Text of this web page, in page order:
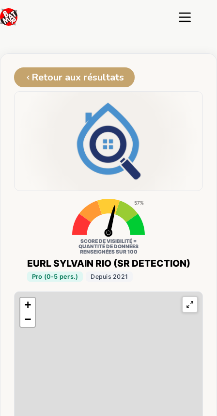
au
contenu
Retour aux résultats
EURL SYLVAIN RIO (SR DETECTION)
Pro (0-5 pers.) Depuis 2021
57%
SCORE DE VISIBILITÉ =
QUANTITÉ DE DONNÉES
RENSEIGNÉES SUR 100
+
−